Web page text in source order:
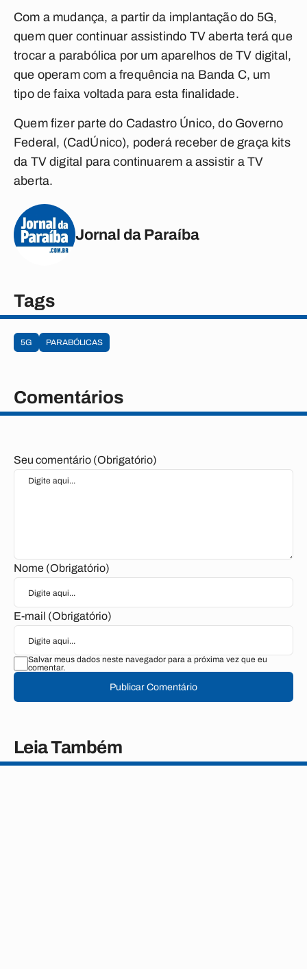
Com a mudança, a partir da implantação do 5G,
quem quer continuar assistindo TV aberta terá que
trocar a parabólica por um aparelhos de TV digital,
que operam com a frequência na Banda C, um
tipo de faixa voltada para esta finalidade.
Quem fizer parte do Cadastro Único, do Governo
Federal, (CadÚnico), poderá receber de graça kits
da TV digital para continuarem a assistir a TV
aberta.
Jornal da Paraíba
Tags
5G PARABÓLICAS
Comentários
Seu comentário (Obrigatório)
Nome (Obrigatório)
E-mail (Obrigatório)
Salvar meus dados neste navegador para a próxima vez que eu
comentar.
Publicar Comentário
Leia Também